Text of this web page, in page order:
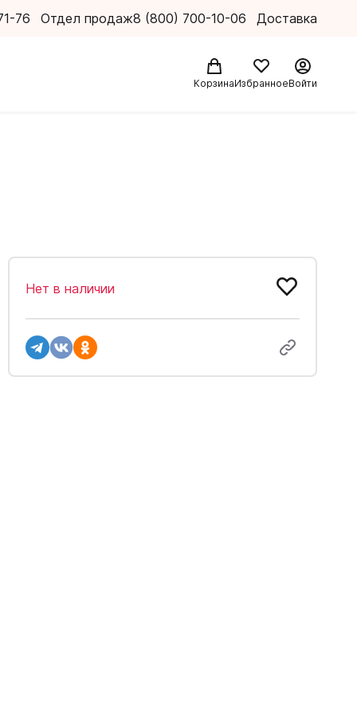
76 Отдел продаж8 (800) 700-10-06 Доставка
КорзинаИзбранноеВойти
Нет в наличии